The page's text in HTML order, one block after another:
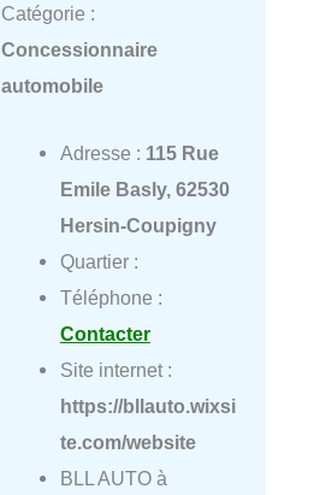
Catégorie :
Concessionnaire
automobile
Adresse : 115 Rue
Emile Basly, 62530
Hersin-Coupigny
Quartier :
Téléphone :
Contacter
Site internet :
https://bllauto.wixsi
te.com/website
BLL AUTO à